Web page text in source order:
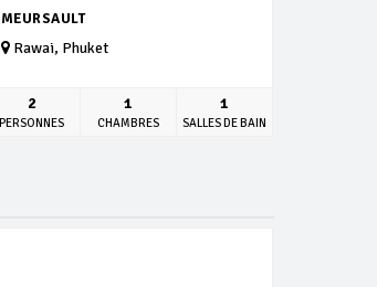
MEURSAULT
Rawai, Phuket
2
PERSONNES
1
CHAMBRES
1
SALLES DE BAIN